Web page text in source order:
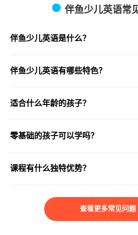
伴鱼少儿英语常
伴鱼少儿英语是什么？
伴鱼少儿英语有哪些特色？
适合什么年龄的孩子？
零基础的孩子可以学吗？
课程有什么独特优势？
查看更多常见问